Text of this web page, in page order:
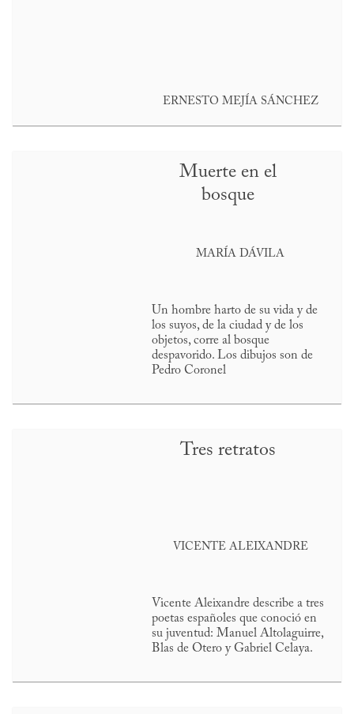
ERNESTO MEJÍA SÁNCHEZ
Muerte en el
bosque
MARÍA DÁVILA
Un hombre harto de su vida y de
los suyos, de la ciudad y de los
objetos, corre al bosque
despavorido. Los dibujos son de
Pedro Coronel
Tres retratos
VICENTE ALEIXANDRE
Vicente Aleixandre describe a tres
poetas españoles que conoció en
su juventud: Manuel Altolaguirre,
Blas de Otero y Gabriel Celaya.